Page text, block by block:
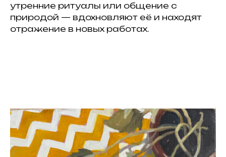
утренние ритуалы или общение с
природой — вдохновляют её и находят
отражение в новых работах.